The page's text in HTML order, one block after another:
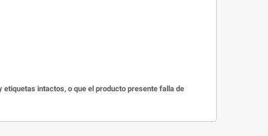
intactos, o que el producto presente falla de